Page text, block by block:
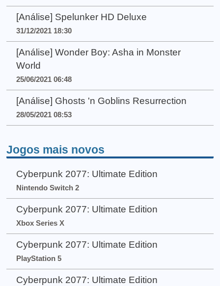
[Análise] Spelunker HD Deluxe
31/12/2021 18:30
[Análise] Wonder Boy: Asha in Monster
World
25/06/2021 06:48
[Análise] Ghosts 'n Goblins Resurrection
28/05/2021 08:53
Jogos mais novos
Cyberpunk 2077: Ultimate Edition
Nintendo Switch 2
Cyberpunk 2077: Ultimate Edition
Xbox Series X
Cyberpunk 2077: Ultimate Edition
PlayStation 5
Cyberpunk 2077: Ultimate Edition